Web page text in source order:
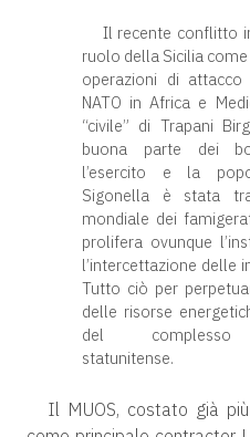
Il recente conflitto
ruolo della Sicilia
operazioni di attacco
NATO in Africa e
“civile” di Trapani
buona parte dei
l’esercito e la
Sigonella è stata
mondiale dei
prolifera ovunque
l’intercettazione delle
Tutto ciò per
delle risorse
del complesso
statunitense.
Il MUOS, costato già